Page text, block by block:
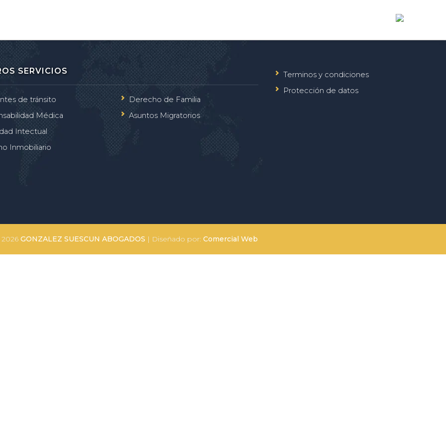
SERVICIOS
de tránsito
Médica
Intectual
Inmobiliario
Derecho de Familia
Asuntos Migratorios
Terminos y condiciones
Protección de datos
GONZALEZ SUESCUN ABOGADOS | Diseñado por: Comercial Web